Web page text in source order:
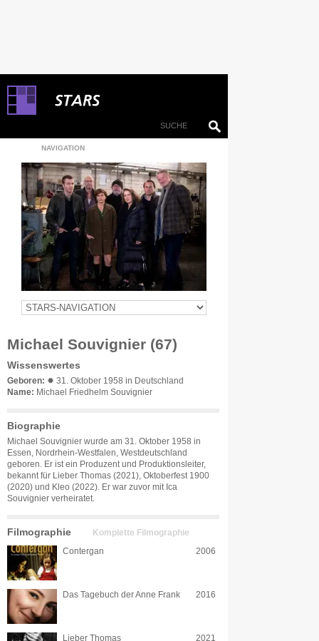
NAVIGATION
Michael Souvignier (67)
Wissenswertes
Geboren: ✹ 31. Oktober 1958 in Deutschland
Name: Michael Friedhelm Souvignier
Biographie
Michael Souvignier wurde am 31. Oktober 1958 in
Essen, Nordrhein-Westfalen, Westdeutschland
geboren. Er ist ein Produzent und Produktionsleiter,
bekannt für Lieber Thomas (2021), Oktoberfest 1900
(2020) und Kleo (2022). Er war zuvor mit Ica
Souvignier verheiratet.
Filmographie Komplette Filmographie
Contergan 2006
Das Tagebuch der Anne Frank 2016
Lieber Thomas 2021